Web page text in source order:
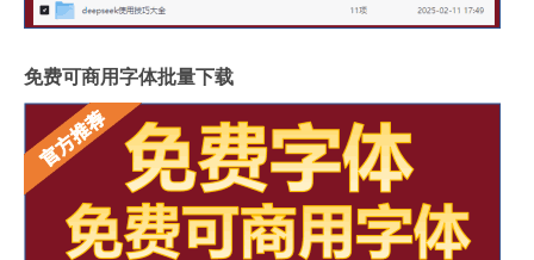
免费可商用字体批量下载